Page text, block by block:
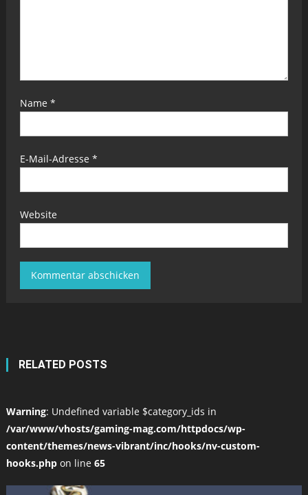
Name *
E-Mail-Adresse *
Website
RELATED POSTS
Warning: Undefined variable $category_ids in
/var/www/vhosts/gaming-mag.com/httpdocs/wp-
content/themes/news-vibrant/inc/hooks/nv-custom-
hooks.phpon line 65